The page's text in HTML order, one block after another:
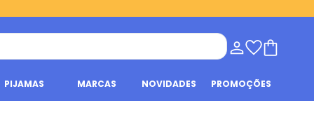
PIJAMAS MARCAS NOVIDADES PROMOÇÕES